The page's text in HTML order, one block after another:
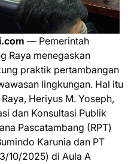
— Pemerintah
Raya menegaskan
praktik pertambangan
lingkungan. Hal itu
Heriyus M. Yoseph,
dan Konsultasi Publik
Pascatambang (RPT)
Karunia dan PT
10/2025) di Aula A